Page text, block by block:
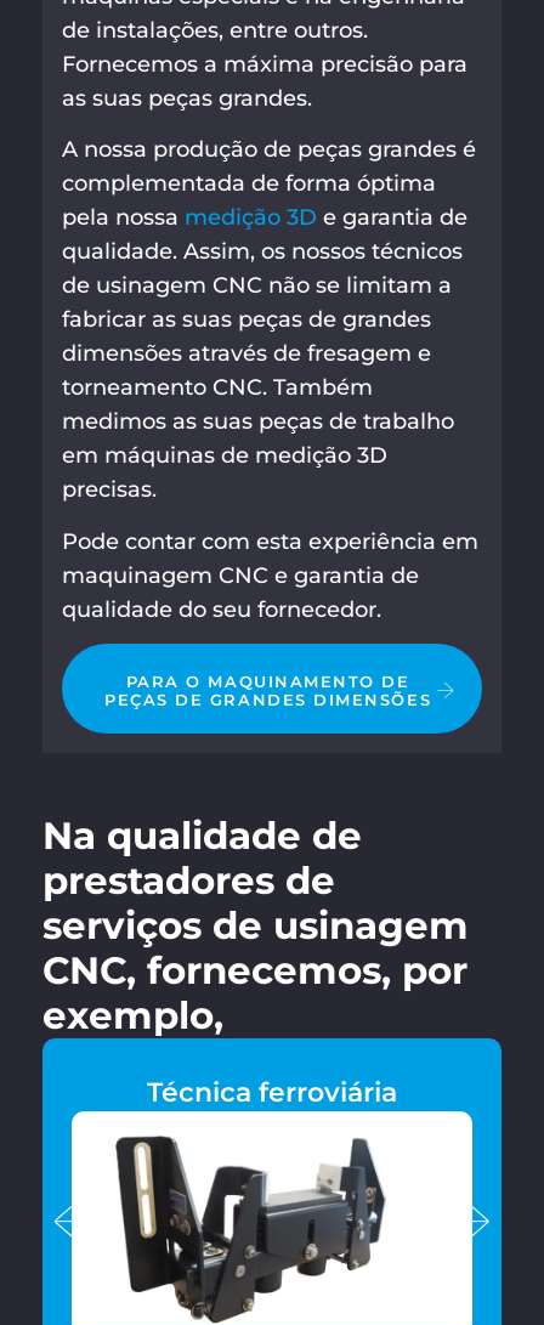
de instalações, entre outros.
Fornecemos a máxima precisão para
as suas peças grandes.
A nossa produção de peças grandes é
complementada de forma óptima
pela nossa medição 3D e garantia de
qualidade. Assim, os nossos técnicos
de usinagem CNC não se limitam a
fabricar as suas peças de grandes
dimensões através de fresagem e
torneamento CNC. Também
medimos as suas peças de trabalho
em máquinas de medição 3D
precisas.
Pode contar com esta experiência em
maquinagem CNC e garantia de
qualidade do seu fornecedor.
PARA O MAQUINAMENTO DE
PEÇAS DE GRANDES DIMENSÕES
Na qualidade de
prestadores de
serviços de usinagem
CNC, fornecemos, por
exemplo,
Técnica ferroviária